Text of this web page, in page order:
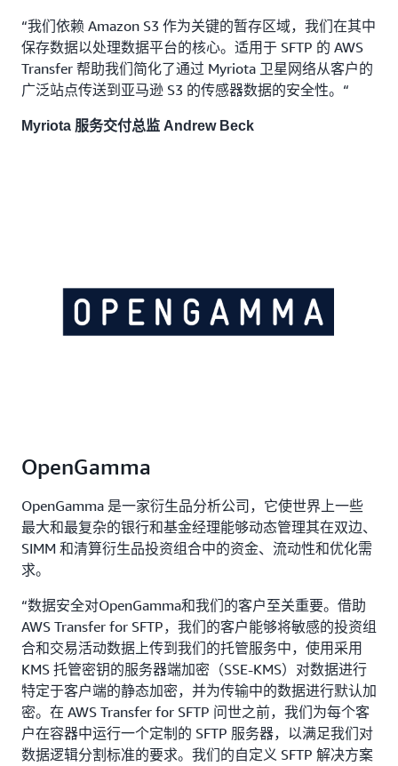
“我们依赖 Amazon S3 作为关键的暂存区域，我们在其中
保存数据以处理数据平台的核心。适用于 SFTP 的 AWS
Transfer 帮助我们简化了通过 Myriota 卫星网络从客户的
广泛站点传送到亚马逊 S3 的传感器数据的安全性。“
Myriota 服务交付总监 Andrew Beck
OpenGamma
OpenGamma 是一家衍生品分析公司，它使世界上一些
最大和最复杂的银行和基金经理能够动态管理其在双边、
SIMM 和清算衍生品投资组合中的资金、流动性和优化需
求。
“数据安全对OpenGamma和我们的客户至关重要。借助
AWS Transfer for SFTP，我们的客户能够将敏感的投资组
合和交易活动数据上传到我们的托管服务中，使用采用
KMS 托管密钥的服务器端加密（SSE-KMS）对数据进行
特定于客户端的静态加密，并为传输中的数据进行默认加
密。在 AWS Transfer for SFTP 问世之前，我们为每个客
户在容器中运行一个定制的 SFTP 服务器，以满足我们对
数据逻辑分割标准的要求。我们的自定义 SFTP 解决方案